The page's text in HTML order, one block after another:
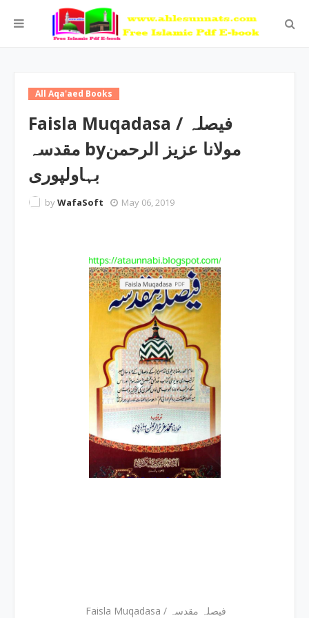
All Aqa'aed Books
Faisla Muqadasa / فیصلہ
مقدسہ byمولانا عزیز الرحمن
بہاولپوری
byWafaSoft May 06, 2019
Faisla Muqadasa / فیصلہ مقدسہ